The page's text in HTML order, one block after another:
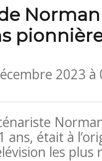
2023 à
ans, était à
les